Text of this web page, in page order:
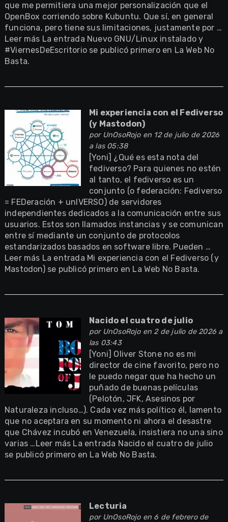
que me permitiera una mejor personalización que el
OpenBox corriendo sobre Kubuntu. Que sí, en general
funciona, pero tiene sus limitaciones, justamente por …
Leer más La entrada Nuevo GNU/Linux instalado y
#ViernesDeEscritorio se publicó primero en La Web No
Basta.
Mi experiencia con el Fediverso
(y Mastodon)
por UnOsoRojoen 12 de julio de 2026
a las 05:38
[Yoni] ¿Qué es esta nota del
fediverso? Para quienes no estén
al tanto, el fediverso es un
conjunto (o federación: Fediverso
= FEDeración + unIVERSO) de servidores
independientes dedicados a la comunicación entre sus
usuarios. Estos son llamados instancias y se comunican
entre sí mediante un conjunto de protocolos
estandarizados basados en software libre. Pueden …
Leer más La entrada Mi experiencia con el Fediverso (y
Mastodon) se publicó primero en La Web No Basta.
Nacido el cuatro de julio
por UnOsoRojoen 2 de julio de 2026 a
las 03:43
[Yoni] Oliver Stone no es mi
director de cine favorito, pero no
le puedo negar que ha hecho un
puñado de buenas películas
(Pelotón, JFK, Asesinos por
Naturaleza incluso…). Cada vez más político él, lamento
que no aceptara en su momento ni ahora el desastre
que Chávez incubó en Venezuela, insistiera no una sino
varias …Leer más La entrada Nacido el cuatro de julio
se publicó primero en La Web No Basta.
Lecturia
por UnOsoRojoen 6 de febrero de